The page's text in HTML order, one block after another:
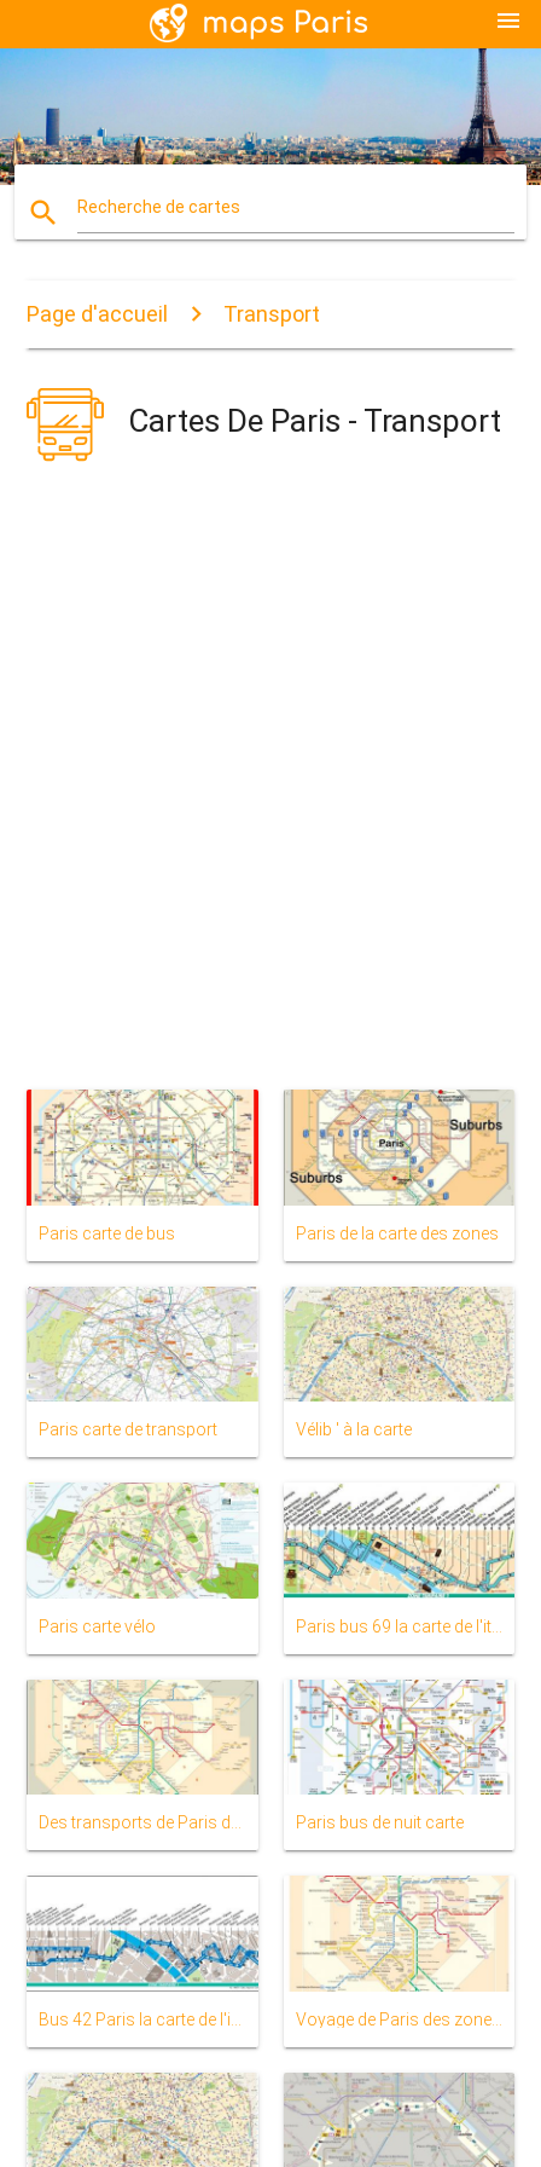
menu
search Recherche de cartes
Page d'accueil Transport
Cartes De Paris - Transport
Paris carte de bus Paris de la carte des zones
Paris carte de transport Vélib ' à la carte
Paris carte vélo Paris bus 69 la carte de l'itinéraire
Des transports de Paris des zones de la carte Paris bus de nuit carte
Voyage de Paris des zones de la carte